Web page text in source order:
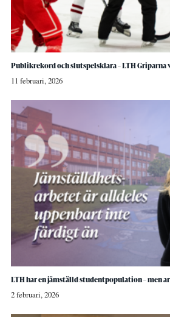
Publikrekord och slutspelsklara – LTH
11 februari, 2026
LTH har en jämställd studentpopulation – men
2 februari, 2026